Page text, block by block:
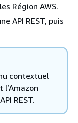
Région AWS.
API REST, puis
contextuel
l’Amazon
REST.